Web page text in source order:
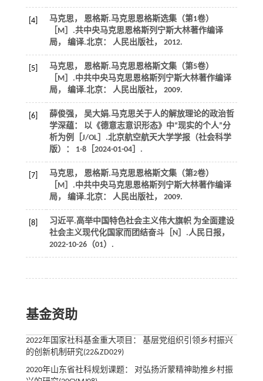
[4] 马克思， 恩格斯.马克思恩格斯选集（第1卷）
［M］.共中央马克思恩格斯列宁斯大林著作编译
局， 编译.北京： 人民出版社， 2012.
[5] 马克思， 恩格斯.马克思恩格斯文集（第5卷）
［M］.中共中央马克思恩格斯列宁斯大林著作编译
局， 编译.北京： 人民出版社， 2009.
[6]
薛俊强， 吴大娟.马克思关于人的解放理论的政治哲
学深蕴： 以《德意志意识形态》中“现实的个人”分
析为例［J/OL］.北京航空航天大学学报（社会科学
版）
： 1-8［2024-01-04］.
[7] 马克思， 恩格斯.马克思恩格斯文集（第2卷）
［M］.中共中央马克思恩格斯列宁斯大林著作编译
局， 编译.北京： 人民出版社， 2009.
[8]
习近平.高举中国特色社会主义伟大旗帜 为全面建设
社会主义现代化国家而团结奋斗［N］.人民日报，
2022-10-26（01）.
基金资助
2022年国家社科基金重大项目： 基层党组织引领乡村振兴
的创新机制研究(22&ZD029)
2020年山东省社科规划课题： 对弘扬沂蒙精神助推乡村振